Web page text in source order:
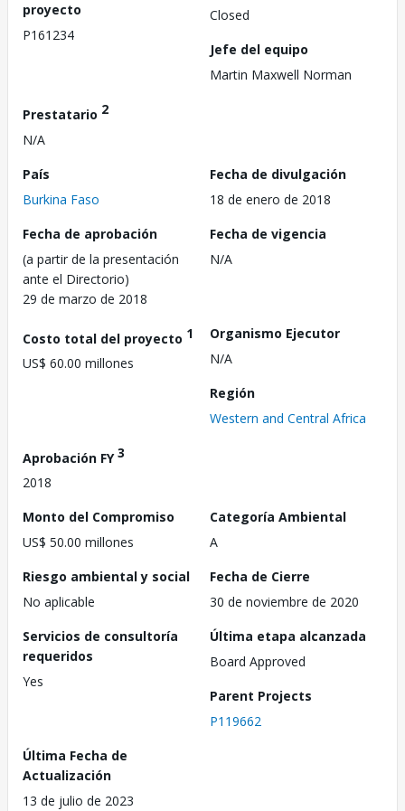
proyecto
P161234
Closed
Jefe del equipo
Martin Maxwell Norman
Prestatario 2
N/A
País
Burkina Faso
Fecha de divulgación
18 de enero de 2018
Fecha de aprobación
(a partir de la presentación
ante el Directorio)
29 de marzo de 2018
Fecha de vigencia
N/A
Costo total del proyecto 1
US$ 60.00 millones
Organismo Ejecutor
N/A
Región
Western and Central Africa
Aprobación FY3
2018
Monto del Compromiso
US$ 50.00 millones
Categoría Ambiental
A
Riesgo ambiental y social
No aplicable
Fecha de Cierre
30 de noviembre de 2020
Servicios de consultoría
requeridos
Yes
Última etapa alcanzada
Board Approved
Parent Projects
P119662
Última Fecha de
Actualización
13 de julio de 2023